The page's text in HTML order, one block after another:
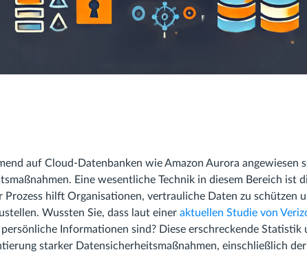
auf Cloud-Datenbanken wie Amazon Aurora angewiesen
Eine wesentliche Technik in diesem Bereich ist
Prozess hilft Organisationen, vertrauliche Daten zu schützen
Wussten Sie, dass laut einer aktuellen Studie von
Informationen sind? Diese erschreckende
starker Datensicherheitsmaßnahmen, einschließlich der